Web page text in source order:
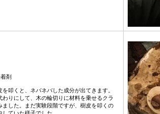
剤
を叩くと、ネバネバした成分が出てきます。
わりにして、木の輪切りに材料を乗せるクラ
ました。まだ実験段階ですが、樹皮を叩くの